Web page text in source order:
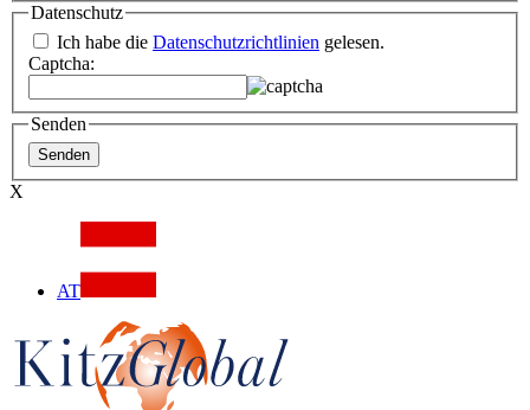
Datenschutz
Ich habe die Datenschutzrichtlinien gelesen.
Captcha:
Senden
X
AT